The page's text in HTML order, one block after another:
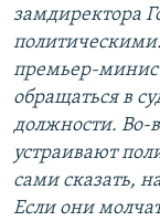
замдиректора
премьер-
обращаться в
должности. Во-
устраивают
сами сказать,
Если они